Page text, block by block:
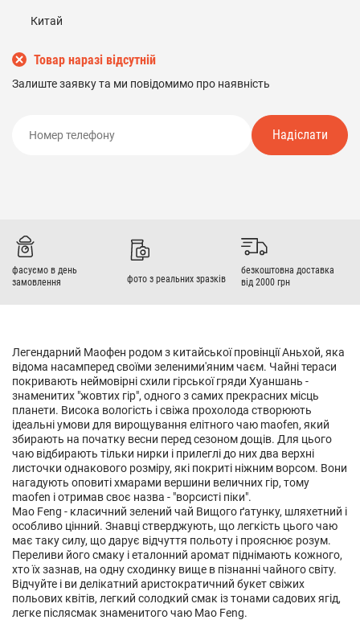
Китай
Товар наразі відсутній
Залиште заявку та ми повідомимо про наявність
Надіслати
фасуємо в день
замовлення
фото з реальних зразків
безкоштовна доставка
від 2000 грн
Легендарний Маофен родом з китайської провінції Аньхой, яка
відома насамперед своїми зеленими'яним чаєм. Чайні тераси
покривають неймовірні схили гірської гряди Хуаншань -
знаменитих "жовтих гір", одного з самих прекрасних місць
планети. Висока вологість і свіжа прохолода створюють
ідеальні умови для вирощування елітного чаю maofen, який
збирають на початку весни перед сезоном дощів. Для цього
чаю відбирають тільки нирки і прилеглі до них два верхні
листочки однакового розміру, які покриті ніжним ворсом. Вони
нагадують оповиті хмарами вершини величних гір, тому
maofen і отримав своє назва - "ворсисті піки".
Mao Feng - класичний зелений чай Вищого ґатунку, шляхетний і
особливо цінний. Знавці стверджують, що легкість цього чаю
має таку силу, що дарує відчуття польоту і прояснює розум.
Переливи його смаку і еталонний аромат піднімають кожного,
хто їх зазнав, на одну сходинку вище в пізнанні чайного світу.
Відчуйте і ви делікатний аристократичний букет свіжих
польових квітів, легкий солодкий смак із тонами садових ягід,
легке післясмак знаменитого чаю Mao Feng.